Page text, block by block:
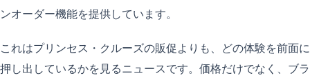
ンオーダー機能を提供しています。
これはプリンセス・クルーズの販促よりも、どの体験を前面に
押し出しているかを見るニュースです。価格だけでなく、ブラ